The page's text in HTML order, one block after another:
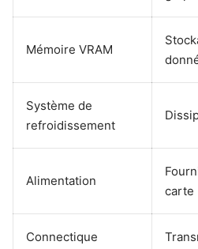
Mémoire VRAM
Système de
refroidissement
Alimentation
carte
Connectique